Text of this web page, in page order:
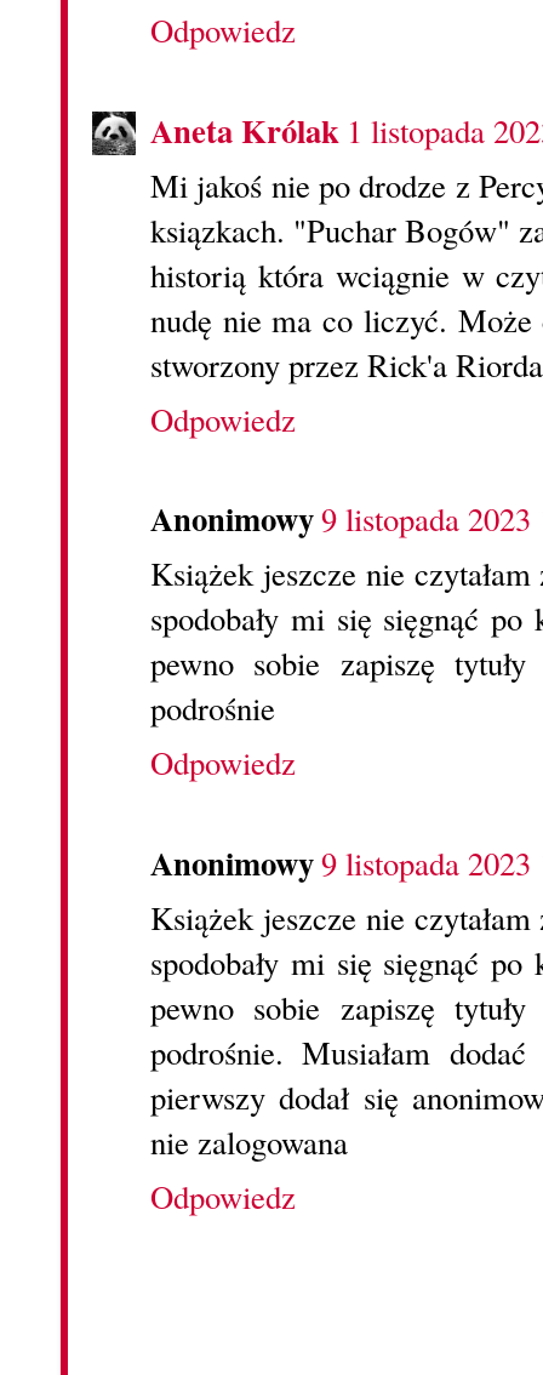
Odpowiedz
Aneta Królak 1 listopada
Mi jakoś nie po drodze z
ksiązkach. "Puchar Bogów"
historią która wciągnie w
nudę nie ma co liczyć. Może
stworzony przez Rick'a
Odpowiedz
Anonimowy9 listopada 2023
Książek jeszcze nie
spodobały mi się sięgnąć
pewno sobie zapiszę
podrośnie
Odpowiedz
Anonimowy9 listopada 2023
Książek jeszcze nie
spodobały mi się sięgnąć
pewno sobie zapiszę
podrośnie. Musiałam
pierwszy dodał się
nie zalogowana
Odpowiedz